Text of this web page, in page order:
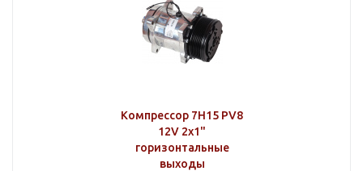
Компрессор 7H15 PV8
12V 2х1"
горизонтальные
выходы